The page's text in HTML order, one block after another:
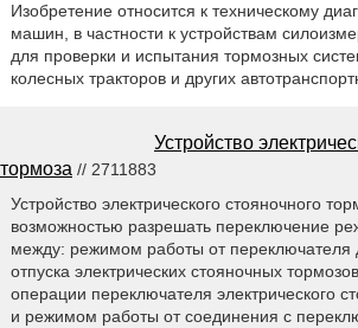
Изобретение относится к техническому
машин, в частности к устройствам
для проверки и испытания тормозных
колесных тракторов и других
Устройство
тормоза // 2711883
Устройство электрического стояночного
возможностью разрешать переключение
между: режимом работы от переключателя
отпуска электрических стояночных
операции переключателя электрического
и режимом работы от соединения с